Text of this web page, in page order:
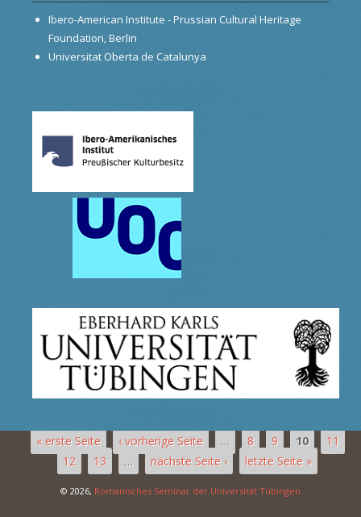
Ibero-American Institute - Prussian Cultural Heritage
Foundation, Berlin
Universitat Oberta de Catalunya
« erste Seite ‹ vorherige Seite … 8 9 10
11
12
13 … nächste Seite › letzte Seite »
© 2026, Romanisches Seminar der Universität Tübingen